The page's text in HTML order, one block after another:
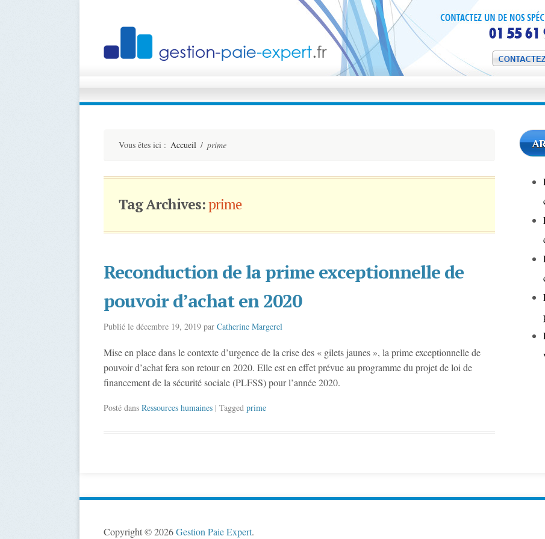
Gestion Paie
Vous êtes ici : Accueil / prime
Tag Archives:prime
Reconduction de la prime exceptionnelle de
pouvoir d’achat en 2020
Publié le décembre 19, 2019 par Catherine Margerel
Mise en place dans le contexte d’urgence de la crise des « gilets jaunes », la prime exceptionnelle de
pouvoir d’achat fera son retour en 2020. Elle est en effet prévue au programme du projet de loi de
financement de la sécurité sociale (PLFSS) pour l’année 2020.
Posté dans Ressources humaines | Tagged prime
Copyright © 2026Gestion Paie Expert.